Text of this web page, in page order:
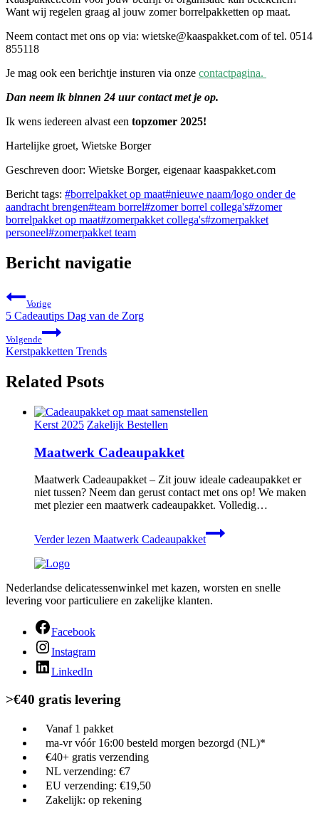
Want wij regelen graag al jouw zomer borrelpakketten op maat.
Neem contact met ons op via: wietske@kaaspakket.com of tel. 0514
855118
Je mag ook een berichtje insturen via onze contactpagina.
Dan neem ik binnen 24 uur contact met je op.
Ik wens iedereen alvast een topzomer 2025!
Hartelijke groet, Wietske Borger
Geschreven door: Wietske Borger, eigenaar kaaspakket.com
Bericht tags: #borrelpakket op maat#nieuwe naam/logo onder de
aandracht brengen#team borrel#zomer borrel collega's#zomer
borrelpakket op maat#zomerpakket collega's#zomerpakket
personeel#zomerpakket team
Bericht navigatie
Vorige
5 Cadeautips Dag van de Zorg
Volgende
Kerstpakketten Trends
Related Psots
Kerst 2025 Zakelijk Bestellen
Maatwerk Cadeaupakket
Maatwerk Cadeaupakket – Zit jouw ideale cadeaupakket er
niet tussen? Neem dan gerust contact met ons op! We maken
met plezier een maatwerk cadeaupakket. Volledig…
Verder lezen Maatwerk Cadeaupakket
Nederlandse delicatessenwinkel met kazen, worsten en snelle
levering voor particuliere en zakelijke klanten.
Facebook
Instagram
LinkedIn
>€40 gratis levering
Vanaf 1 pakket
ma-vr vóór 16:00 besteld morgen bezorgd (NL)*
€40+ gratis verzending
NL verzending: €7
EU verzending: €19,50
Zakelijk: op rekening